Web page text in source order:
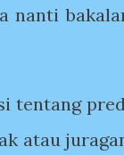
nanti
tentang
atau